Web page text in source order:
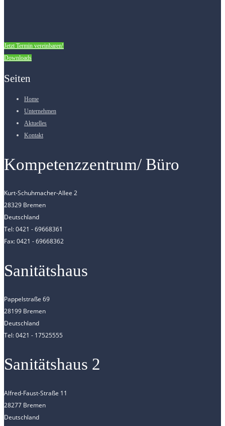
Jetzt Termin vereinbaren!
Downloads
Seiten
Home
Unternehmen
Aktuelles
Kontakt
Kompetenzzentrum/ Büro
Kurt-Schuhmacher-Allee 2
28329 Bremen
Deutschland
Tel: 0421 - 69668361
Fax: 0421 - 69668362
Sanitätshaus
Pappelstraße 69
28199 Bremen
Deutschland
Tel: 0421 - 17525555
Sanitätshaus 2
Alfred-Faust-Straße 11
28277 Bremen
Deutschland